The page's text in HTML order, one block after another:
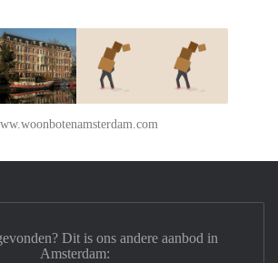
Dit is ons andere aanbod in
Amsterdam: